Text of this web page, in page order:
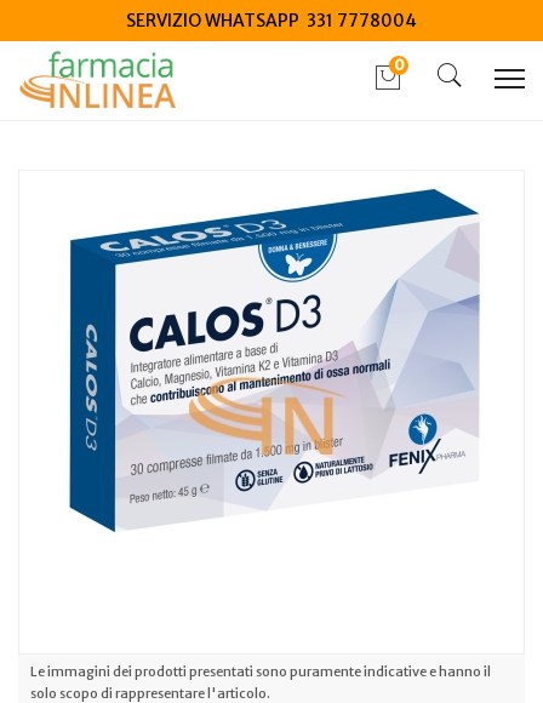
SERVIZIO WHATSAPP 331 7778004
0
Le immagini dei prodotti presentati sono puramente indicative e hanno il
solo scopo di rappresentare l'articolo.